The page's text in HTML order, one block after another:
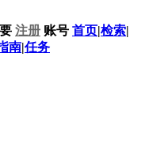
注册 账号 首页|检索|
南|任务